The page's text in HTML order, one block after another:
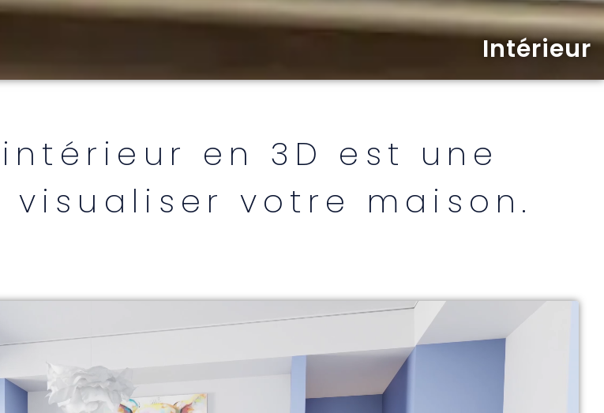
Intérieur
en 3D est une
votre maison.